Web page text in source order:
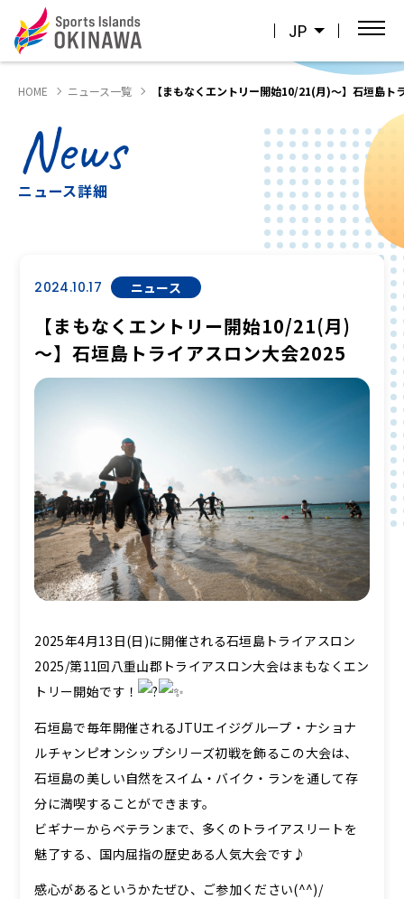
JP
HOME ニュース一覧 【まもなくエントリー開始10/21(月)～】石垣島ト
News
ニュース詳細
2024.10.17 ニュース
【まもなくエントリー開始10/21(月)
～】石垣島トライアスロン大会2025
2025年4月13日(日)に開催される石垣島トライアスロン
2025/第11回八重山郡トライアスロン大会はまもなくエン
トリー開始です！
石垣島で毎年開催されるJTUエイジグループ・ナショナ
ルチャンピオンシップシリーズ初戦を飾るこの大会は、
石垣島の美しい自然をスイム・バイク・ランを通して存
分に満喫することができます。
ビギナーからベテランまで、多くのトライアスリートを
魅了する、国内屈指の歴史ある人気大会です♪
感心があるというかたぜひ、ご参加ください(^^)/